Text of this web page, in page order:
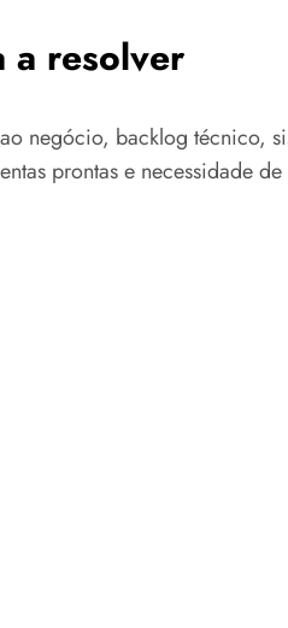
a resolver
negócio, backlog técnico,
prontas e necessidade